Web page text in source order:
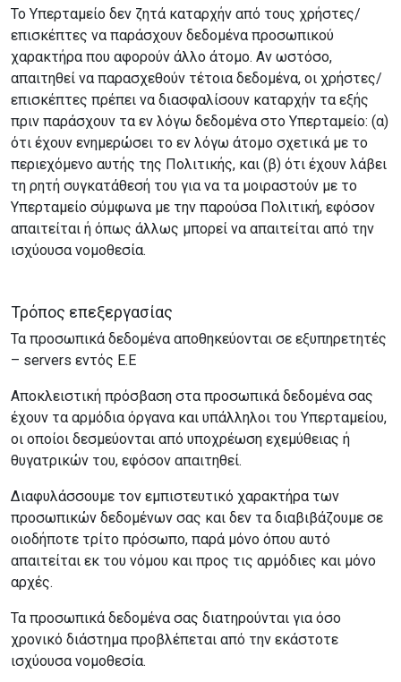
Το Υπερταμείο δεν ζητά καταρχήν από τους χρήστες/
επισκέπτες να παράσχουν δεδομένα προσωπικού
χαρακτήρα που αφορούν άλλο άτομο. Αν ωστόσο,
απαιτηθεί να παρασχεθούν τέτοια δεδομένα, οι χρήστες/
επισκέπτες πρέπει να διασφαλίσουν καταρχήν τα εξής
πριν παράσχουν τα εν λόγω δεδομένα στο Υπερταμείο: (α)
ότι έχουν ενημερώσει το εν λόγω άτομο σχετικά με το
περιεχόμενο αυτής της Πολιτικής, και (β) ότι έχουν λάβει
τη ρητή συγκατάθεσή του για να τα μοιραστούν με το
Υπερταμείο σύμφωνα με την παρούσα Πολιτική, εφόσον
απαιτείται ή όπως άλλως μπορεί να απαιτείται από την
ισχύουσα νομοθεσία.
Τρόπος επεξεργασίας
Τα προσωπικά δεδομένα αποθηκεύονται σε εξυπηρετητές
– servers εντός Ε.Ε
Αποκλειστική πρόσβαση στα προσωπικά δεδομένα σας
έχουν τα αρμόδια όργανα και υπάλληλοι του Υπερταμείου,
οι οποίοι δεσμεύονται από υποχρέωση εχεμύθειας ή
θυγατρικών του, εφόσον απαιτηθεί.
Διαφυλάσσουμε τον εμπιστευτικό χαρακτήρα των
προσωπικών δεδομένων σας και δεν τα διαβιβάζουμε σε
οιοδήποτε τρίτο πρόσωπο, παρά μόνο όπου αυτό
απαιτείται εκ του νόμου και προς τις αρμόδιες και μόνο
αρχές.
Τα προσωπικά δεδομένα σας διατηρούνται για όσο
χρονικό διάστημα προβλέπεται από την εκάστοτε
ισχύουσα νομοθεσία.